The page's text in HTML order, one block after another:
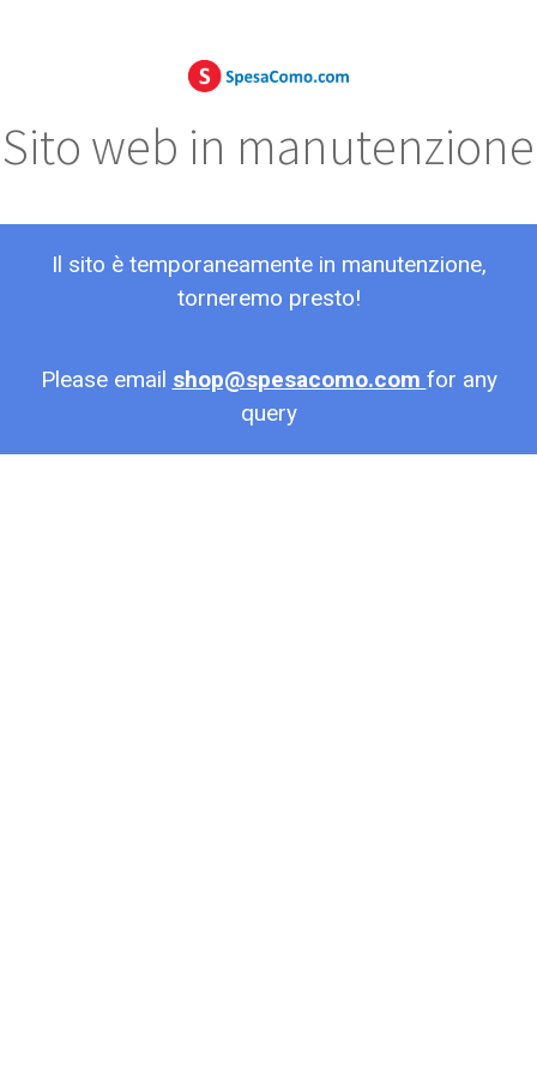
Sito web in manutenzione
Il sito è temporaneamente in manutenzione,
torneremo presto!
Please email shop@spesacomo.com for any
query